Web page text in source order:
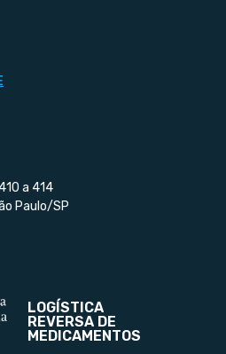
a 414
Paulo/SP
LOGÍSTICA
REVERSA DE
MEDICAMENTOS